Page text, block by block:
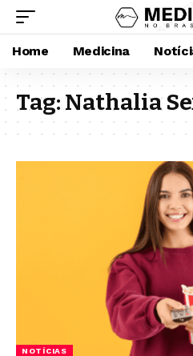
Home Medicina
Tag:Nathalia
NOTÍCIAS